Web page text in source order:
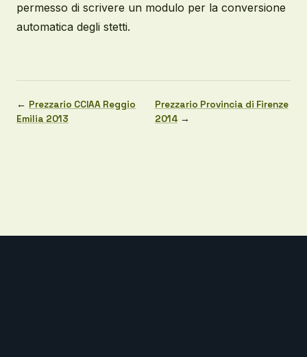
permesso di scrivere un modulo per la conversione
automatica degli stetti.
← Prezzario CCIAA Reggio
Emilia 2013
Prezzario Provincia di Firenze
2014→